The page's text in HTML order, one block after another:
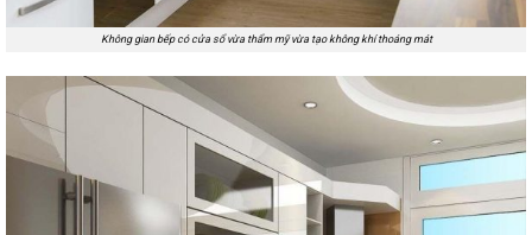
Không gian bếp có cửa sổ vừa thẩm mỹ vừa tạo không khí thoáng mát